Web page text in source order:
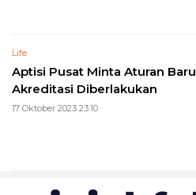
Life
Aptisi Pusat Minta Aturan Baru
Akreditasi Diberlakukan
17 Oktober 2023 23:10